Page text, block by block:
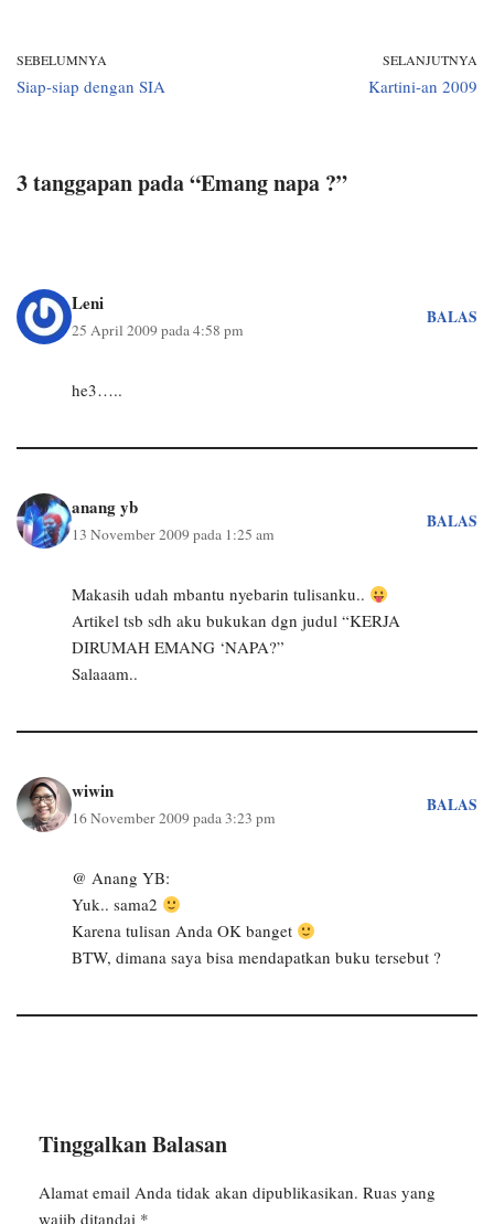
SEBELUMNYA
Siap-siap dengan SIA
SELANJUTNYA
Kartini-an 2009
3 tanggapan pada “Emang napa ?”
Leni
25 April 2009 pada 4:58 pm
BALAS
he3…..
anang yb
13 November 2009 pada 1:25 am
BALAS
Makasih udah mbantu nyebarin tulisanku..
Artikel tsb sdh aku bukukan dgn judul “KERJA
DIRUMAH EMANG ‘NAPA?”
Salaaam..
wiwin
16 November 2009 pada 3:23 pm
BALAS
@ Anang YB:
Yuk.. sama2
Karena tulisan Anda OK banget
BTW, dimana saya bisa mendapatkan buku tersebut ?
Tinggalkan Balasan
Alamat email Anda tidak akan dipublikasikan. Ruas yang
wajib ditandai *